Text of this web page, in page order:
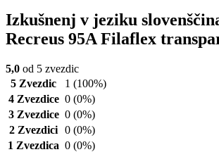
Izkušnenj v jeziku
Recreus 95A Filaflex
5,0 od 5 zvezdic
5 Zvezdic
1 (100%)
4 Zvezdice 0 (0%)
3 Zvezdice 0 (0%)
2 Zvezdici 0 (0%)
1 Zvezdica 0 (0%)